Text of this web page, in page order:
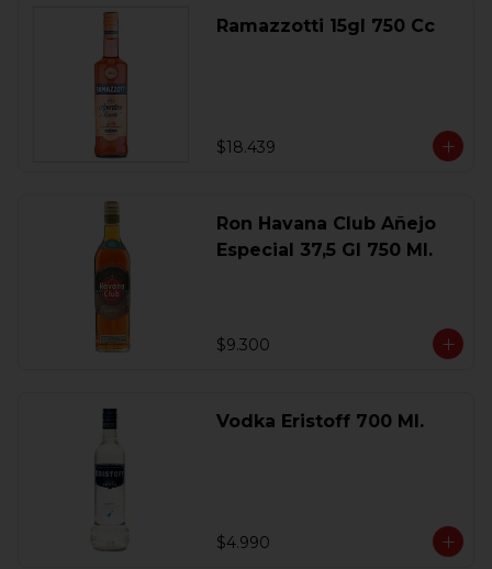
Ramazzotti 15gl 750 Cc
$18.439
Ron Havana Club Añejo
Especial 37,5 Gl 750 Ml.
$9.300
Vodka Eristoff 700 Ml.
$4.990